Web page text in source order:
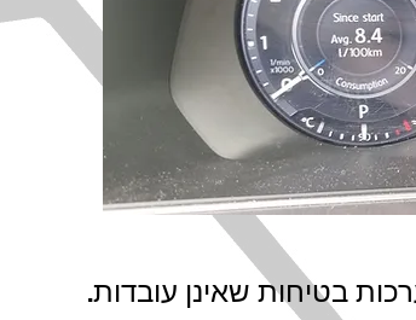
בטיחות שאינן עובדות.